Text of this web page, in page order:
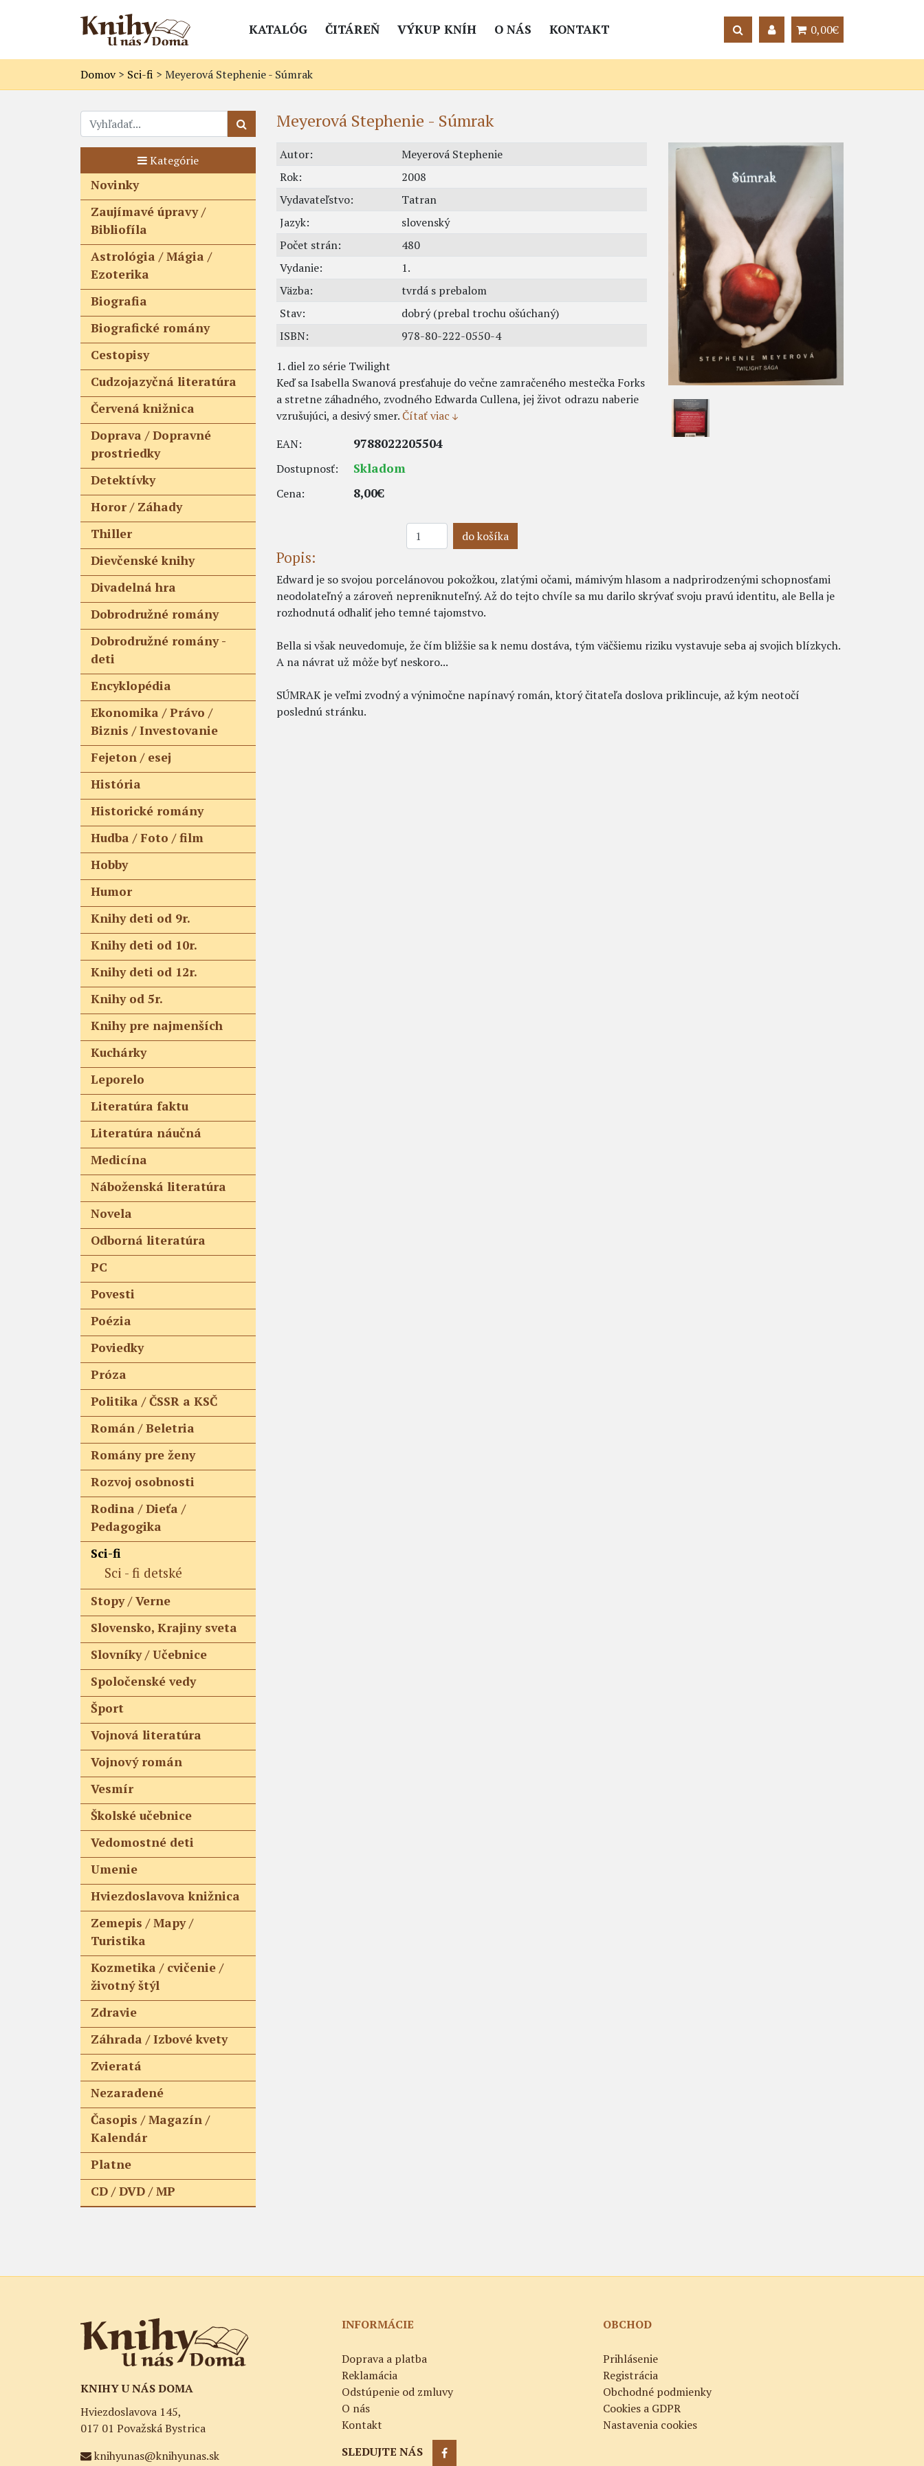
KATALÓG ČITÁREŇ VÝKUP KNÍH O NÁS KONTAKT 0,00€
Domov> Sci-fi > Meyerová Stephenie - Súmrak
Kategórie
Novinky
Zaujímavé úpravy /
Bibliofíla
Astrológia / Mágia /
Ezoterika
Biografia
Biografické romány
Cestopisy
Cudzojazyčná literatúra
Červená knižnica
Doprava / Dopravné
prostriedky
Detektívky
Horor / Záhady
Thiller
Dievčenské knihy
Divadelná hra
Dobrodružné romány
Dobrodružné romány -
deti
Encyklopédia
Ekonomika / Právo /
Biznis / Investovanie
Fejeton / esej
História
Historické romány
Hudba / Foto / film
Hobby
Humor
Knihy deti od 9r.
Knihy deti od 10r.
Knihy deti od 12r.
Knihy od 5r.
Knihy pre najmenších
Kuchárky
Leporelo
Literatúra faktu
Literatúra náučná
Medicína
Náboženská literatúra
Novela
Odborná literatúra
PC
Povesti
Poézia
Poviedky
Próza
Politika / ČSSR a KSČ
Román / Beletria
Romány pre ženy
Rozvoj osobnosti
Rodina / Dieťa /
Pedagogika
Sci-fi
Sci - fi detské
Stopy / Verne
Slovensko, Krajiny sveta
Slovníky / Učebnice
Spoločenské vedy
Šport
Vojnová literatúra
Vojnový román
Vesmír
Školské učebnice
Vedomostné deti
Umenie
Hviezdoslavova knižnica
Zemepis / Mapy /
Turistika
Kozmetika / cvičenie /
životný štýl
Zdravie
Záhrada / Izbové kvety
Zvieratá
Nezaradené
Časopis / Magazín /
Kalendár
Platne
CD / DVD / MP
Meyerová Stephenie - Súmrak
Autor:
Meyerová Stephenie
Rok:
2008
Vydavateľstvo:
Tatran
Jazyk:
slovenský
Počet strán:
480
Vydanie:
1.
Väzba:
tvrdá s prebalom
Stav:
dobrý (prebal trochu ošúchaný)
ISBN:
978-80-222-0550-4
1. diel zo série Twilight
Keď sa Isabella Swanová presťahuje do večne zamračeného mestečka Forks
a stretne záhadného, zvodného Edwarda Cullena, jej život odrazu naberie
vzrušujúci, a desivý smer.Čítať viac
EAN:
9788022205504
Dostupnosť: Skladom
Cena: 8,00€
do košíka
Popis:
Edward je so svojou porcelánovou pokožkou, zlatými očami, mámivým hlasom a nadprirodzenými schopnosťami
neodolateľný a zároveň nepreniknuteľný. Až do tejto chvíle sa mu darilo skrývať svoju pravú identitu, ale Bella je
rozhodnutá odhaliť jeho temné tajomstvo.
Bella si však neuvedomuje, že čím bližšie sa k nemu dostáva, tým väčšiemu riziku vystavuje seba aj svojich blízkych.
A na návrat už môže byť neskoro...
SÚMRAK je veľmi zvodný a výnimočne napínavý román, ktorý čitateľa doslova priklincuje, až kým neotočí
poslednú stránku.
KNIHY U NÁS DOMA
Hviezdoslavova 145,
017 01 Považská Bystrica
knihyunas@knihyunas.sk
INFORMÁCIE
Doprava a platba
Reklamácia
Odstúpenie od zmluvy
O nás
Kontakt
SLEDUJTE NÁS
OBCHOD
Prihlásenie
Registrácia
Obchodné podmienky
Cookies a GDPR
Nastavenia cookies